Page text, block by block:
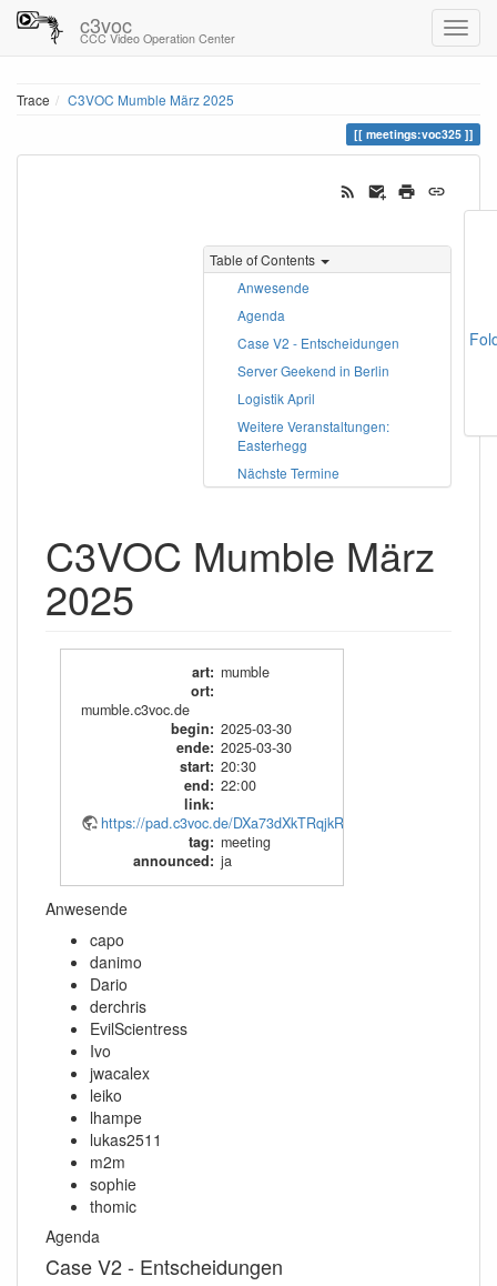
c3voc
CCC Video Operation Center
Trace C3VOC Mumble März 2025
meetings:voc325
Table of Contents
Anwesende
Agenda
Case V2 - Entscheidungen
Server Geekend in Berlin
Logistik April
Weitere Veranstaltungen:
Easterhegg
Nächste Termine
C3VOC Mumble März
2025
art: mumble
ort:
mumble.c3voc.de
begin: 2025-03-30
ende: 2025-03-30
start: 20:30
end: 22:00
link:
https://pad.c3voc.de/DXa73dXkTRqjkRxFIbrhNw
tag: meeting
announced: ja
Anwesende
capo
danimo
Dario
derchris
EvilScientress
Ivo
jwacalex
leiko
lhampe
lukas2511
m2m
sophie
thomic
Agenda
Case V2 - Entscheidungen